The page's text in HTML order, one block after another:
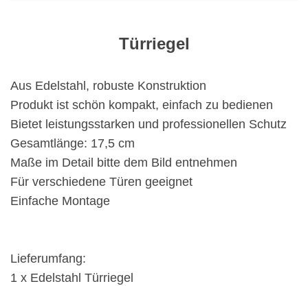
Türriegel
Aus Edelstahl, robuste Konstruktion
Produkt ist schön kompakt, einfach zu bedienen
Bietet leistungsstarken und professionellen Schutz
Gesamtlänge: 17,5 cm
Maße im Detail bitte dem Bild entnehmen
Für verschiedene Türen geeignet
Einfache Montage
Lieferumfang:
1 x Edelstahl Türriegel